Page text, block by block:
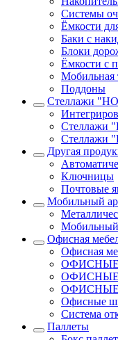
Системы
Ёмкости
Баки с
Блоки
Ёмкости с
Мобильная
Поддоны
Стеллажи
Стеллажи
Стеллажи
Другая
Ключницы
Почтовые
Мобильный
Мобильный
Офисная
Офисная
ОФИСНЫЕ
Офисные
Система
Паллеты